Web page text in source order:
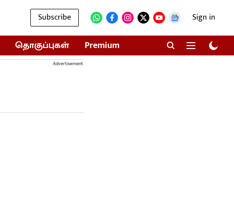
Subscribe Sign in
தொகுப்புகள் Premium
Advertisement